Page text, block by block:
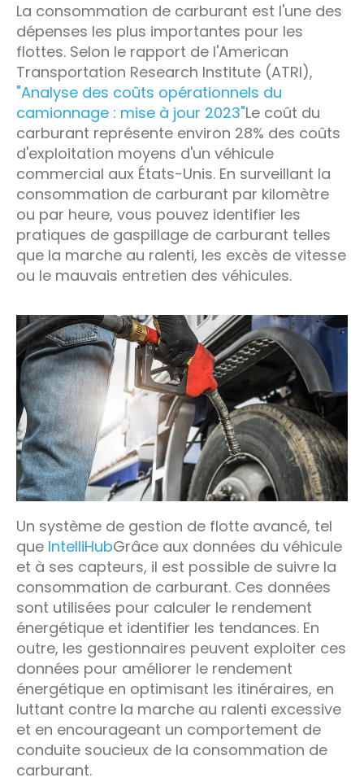
La consommation de carburant est l'une des
dépenses les plus importantes pour les
flottes. Selon le rapport de l'American
Transportation Research Institute (ATRI),
"Analyse des coûts opérationnels du
camionnage : mise à jour 2023"Le coût du
carburant représente environ 28% des coûts
d'exploitation moyens d'un véhicule
commercial aux États-Unis. En surveillant la
consommation de carburant par kilomètre
ou par heure, vous pouvez identifier les
pratiques de gaspillage de carburant telles
que la marche au ralenti, les excès de vitesse
ou le mauvais entretien des véhicules.
Un système de gestion de flotte avancé, tel
que IntelliHubGrâce aux données du véhicule
et à ses capteurs, il est possible de suivre la
consommation de carburant. Ces données
sont utilisées pour calculer le rendement
énergétique et identifier les tendances. En
outre, les gestionnaires peuvent exploiter ces
données pour améliorer le rendement
énergétique en optimisant les itinéraires, en
luttant contre la marche au ralenti excessive
et en encourageant un comportement de
conduite soucieux de la consommation de
carburant.